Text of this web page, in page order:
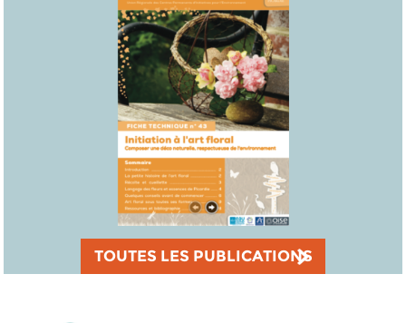
TOUTES LES PUBLICATIONS